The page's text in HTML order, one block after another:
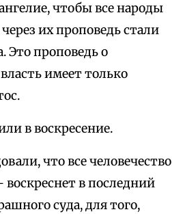
чтобы все народы
их проповедь стали
Это проповедь о
имеет только
в воскресение.
что все человечество
в последний
суда, для того,